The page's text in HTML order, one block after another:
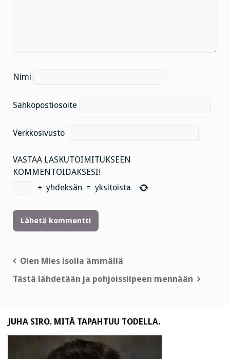
Nimi
Sähköpostiosoite
Verkkosivusto
VASTAA LASKUTOIMITUKSEEN
KOMMENTOIDAKSESI!
+ yhdeksän = yksitoista
Artikkelien
selaus
Olen Mies isolla ämmällä
Tästä lähdetään ja pohjoissiipeen mennään
JUHA SIRO. MITÄ TAPAHTUU TODELLA.